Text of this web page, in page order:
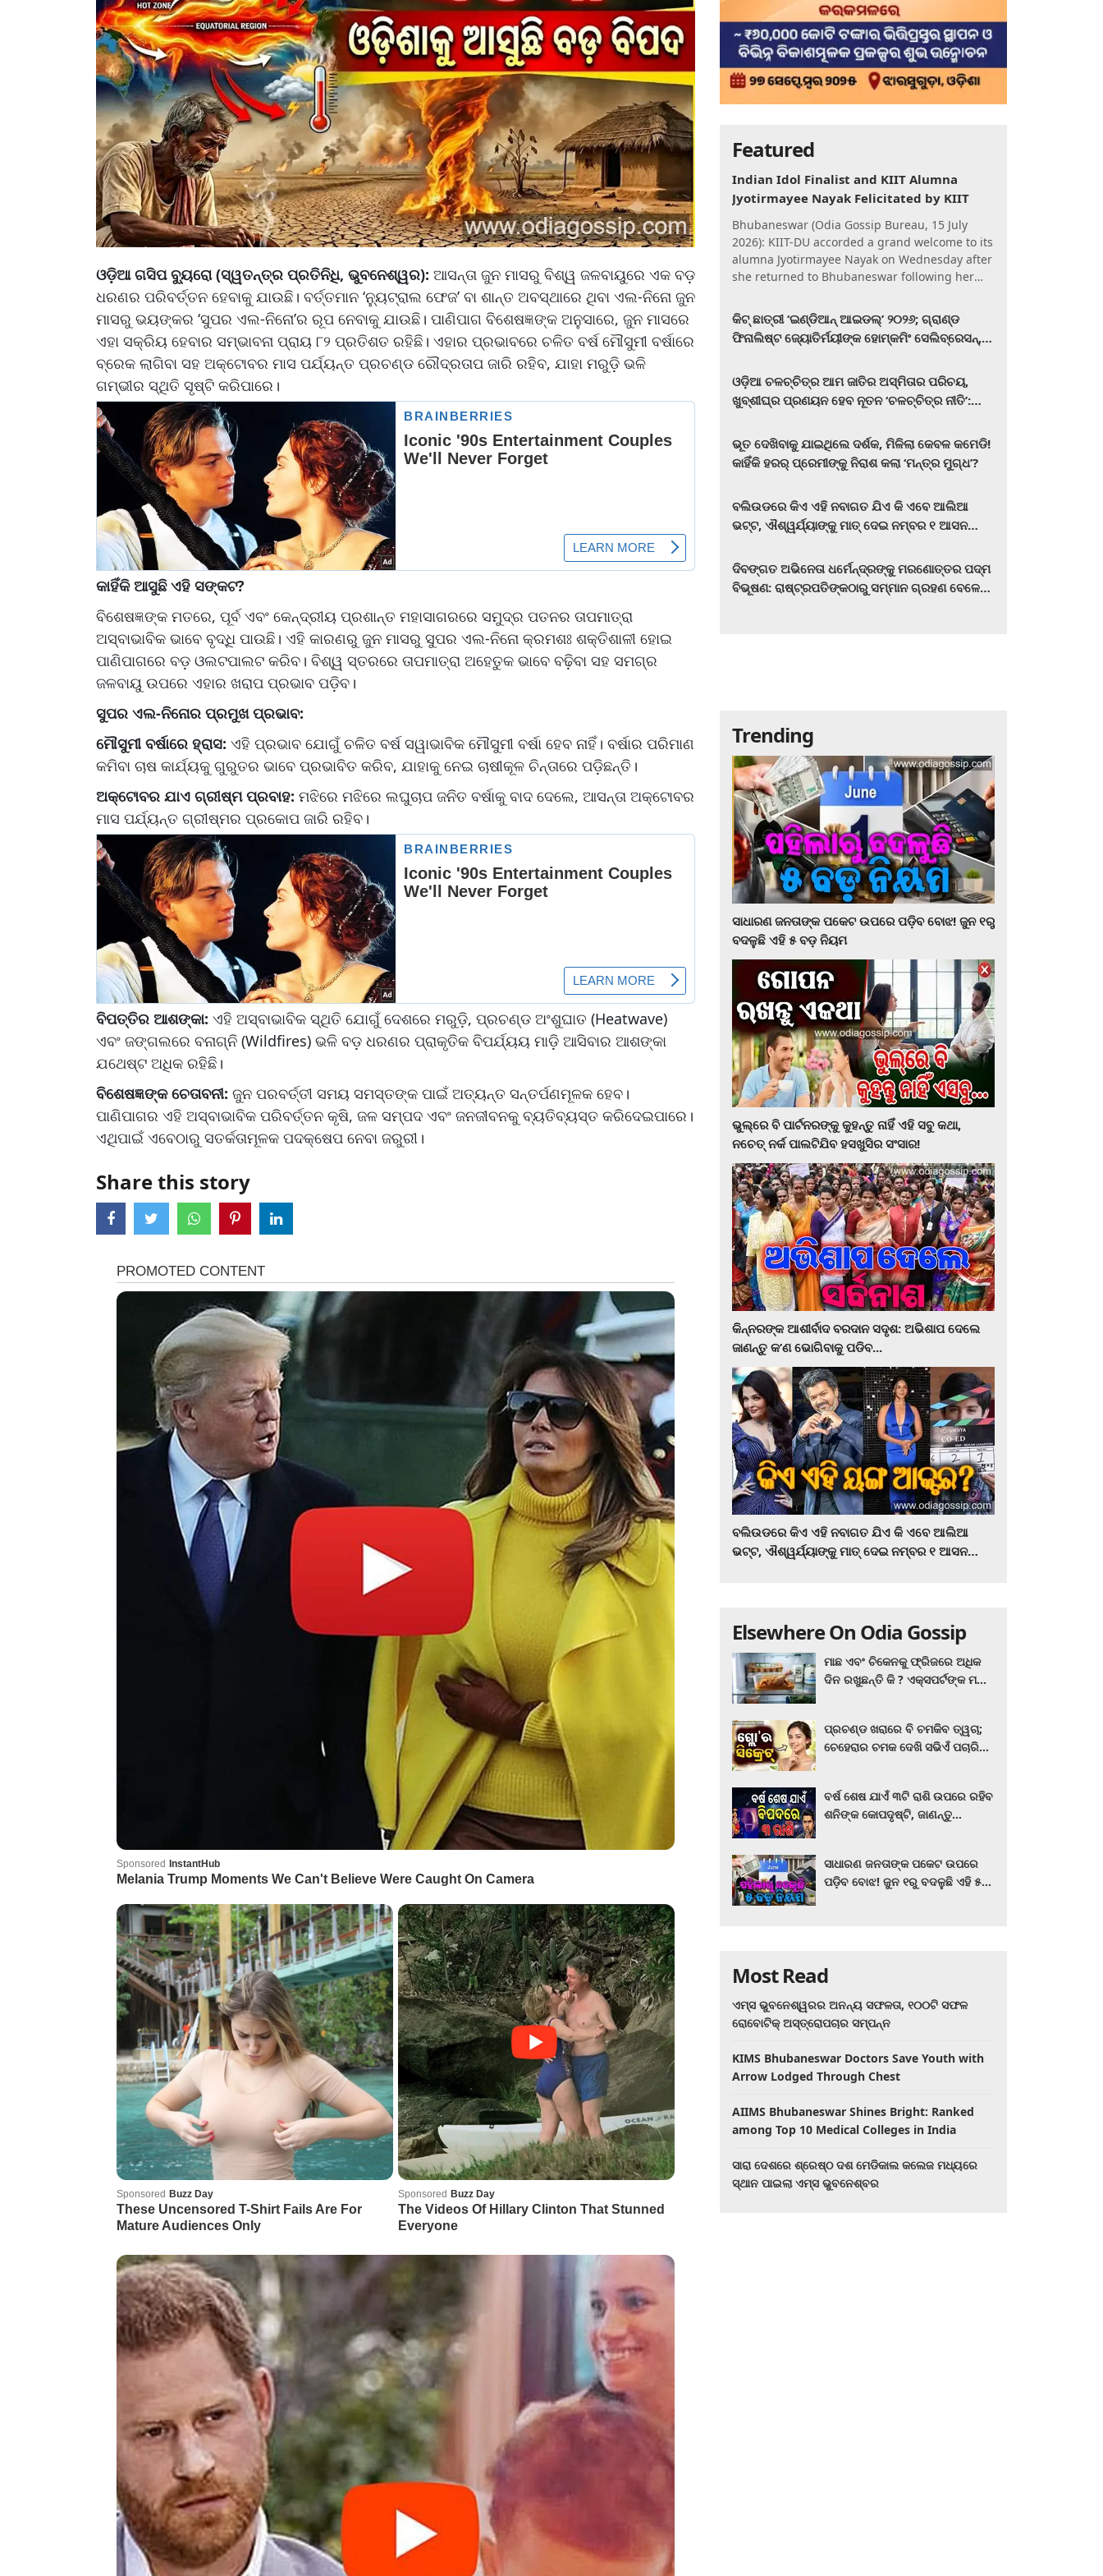
ଓଡ଼ିଆ ଗସିପ ବ୍ୟୁରୋ (ସ୍ୱତନ୍ତ୍ର ପ୍ରତିନିଧି, ଭୁବନେଶ୍ୱର): ଆସନ୍ତା ଜୁନ ମାସରୁ ବିଶ୍ୱ ଜଳବାୟୁରେ ଏକ ବଡ଼
ଧରଣର ପରିବର୍ତ୍ତନ ହେବାକୁ ଯାଉଛି। ବର୍ତ୍ତମାନ ‘ନ୍ୟୁଟ୍ରାଲ ଫେଜ’ ବା ଶାନ୍ତ ଅବସ୍ଥାରେ ଥିବା ଏଲ-ନିନୋ ଜୁନ
ମାସରୁ ଭୟଙ୍କର ‘ସୁପର ଏଲ-ନିନୋ’ର ରୂପ ନେବାକୁ ଯାଉଛି। ପାଣିପାଗ ବିଶେଷଜ୍ଞଙ୍କ ଅନୁସାରେ, ଜୁନ ମାସରେ
ଏହା ସକ୍ରିୟ ହେବାର ସମ୍ଭାବନା ପ୍ରାୟ ୮୨ ପ୍ରତିଶତ ରହିଛି। ଏହାର ପ୍ରଭାବରେ ଚଳିତ ବର୍ଷ ମୌସୁମୀ ବର୍ଷାରେ
ବ୍ରେକ ଲାଗିବା ସହ ଅକ୍ଟୋବର ମାସ ପର୍ଯ୍ୟନ୍ତ ପ୍ରଚଣ୍ଡ ରୌଦ୍ରତାପ ଜାରି ରହିବ, ଯାହା ମରୁଡ଼ି ଭଳି
ଗମ୍ଭୀର ସ୍ଥିତି ସୃଷ୍ଟି କରିପାରେ।
କାହିଁକି ଆସୁଛି ଏହି ସଙ୍କଟ?
ବିଶେଷଜ୍ଞଙ୍କ ମତରେ, ପୂର୍ବ ଏବଂ କେନ୍ଦ୍ରୀୟ ପ୍ରଶାନ୍ତ ମହାସାଗରରେ ସମୁଦ୍ର ପତନର ତାପମାତ୍ରା
ଅସ୍ବାଭାବିକ ଭାବେ ବୃଦ୍ଧି ପାଉଛି। ଏହି କାରଣରୁ ଜୁନ ମାସରୁ ସୁପର ଏଲ-ନିନୋ କ୍ରମଶଃ ଶକ୍ତିଶାଳୀ ହୋଇ
ପାଣିପାଗରେ ବଡ଼ ଓଲଟପାଲଟ କରିବ। ବିଶ୍ୱ ସ୍ତରରେ ତାପମାତ୍ରା ଅହେତୁକ ଭାବେ ବଢ଼ିବା ସହ ସମଗ୍ର
ଜଳବାୟୁ ଉପରେ ଏହାର ଖରାପ ପ୍ରଭାବ ପଡ଼ିବ।
ସୁପର ଏଲ-ନିନୋର ପ୍ରମୁଖ ପ୍ରଭାବ:
ମୌସୁମୀ ବର୍ଷାରେ ହ୍ରାସ: ଏହି ପ୍ରଭାବ ଯୋଗୁଁ ଚଳିତ ବର୍ଷ ସୱାଭାବିକ ମୌସୁମୀ ବର୍ଷା ହେବ ନାହିଁ। ବର୍ଷାର ପରିମାଣ
କମିବା ଚାଷ କାର୍ଯ୍ୟକୁ ଗୁରୁତର ଭାବେ ପ୍ରଭାବିତ କରିବ, ଯାହାକୁ ନେଇ ଚାଷୀକୂଳ ଚିନ୍ତାରେ ପଡ଼ିଛନ୍ତି।
ଅକ୍ଟୋବର ଯାଏ ଗ୍ରୀଷ୍ମ ପ୍ରବାହ: ମଝିରେ ମଝିରେ ଲଘୁଚାପ ଜନିତ ବର୍ଷାକୁ ବାଦ ଦେଲେ, ଆସନ୍ତା ଅକ୍ଟୋବର
ମାସ ପର୍ଯ୍ୟନ୍ତ ଗ୍ରୀଷ୍ମର ପ୍ରକୋପ ଜାରି ରହିବ।
ବିପତ୍ତିର ଆଶଙ୍କା: ଏହି ଅସ୍ବାଭାବିକ ସ୍ଥିତି ଯୋଗୁଁ ଦେଶରେ ମରୁଡ଼ି, ପ୍ରଚଣ୍ଡ ଅଂଶୁଘାତ (Heatwave)
ଏବଂ ଜଙ୍ଗଲରେ ବନାଗ୍ନି (Wildfires) ଭଳି ବଡ଼ ଧରଣର ପ୍ରାକୃତିକ ବିପର୍ଯ୍ୟୟ ମାଡ଼ି ଆସିବାର ଆଶଙ୍କା
ଯଥେଷ୍ଟ ଅଧିକ ରହିଛି।
ବିଶେଷଜ୍ଞଙ୍କ ଚେତାବନୀ: ଜୁନ ପରବର୍ତ୍ତୀ ସମୟ ସମସ୍ତଙ୍କ ପାଇଁ ଅତ୍ୟନ୍ତ ସନ୍ତର୍ପଣମୂଳକ ହେବ।
ପାଣିପାଗର ଏହି ଅସ୍ବାଭାବିକ ପରିବର୍ତ୍ତନ କୃଷି, ଜଳ ସମ୍ପଦ ଏବଂ ଜନଜୀବନକୁ ବ୍ୟତିବ୍ୟସ୍ତ କରିଦେଇପାରେ।
ଏଥିପାଇଁ ଏବେଠାରୁ ସତର୍କତାମୂଳକ ପଦକ୍ଷେପ ନେବା ଜରୁରୀ।
Share this story
Featured
Indian Idol Finalist and KIIT Alumna
Jyotirmayee Nayak Felicitated by KIIT
Bhubaneswar (Odia Gossip Bureau, 15 July
2026): KIIT-DU accorded a grand welcome to its
alumna Jyotirmayee Nayak on Wednesday after
she returned to Bhubaneswar following her
କିଟ୍‍ ଛାତ୍ରୀ ‘ଇଣ୍ଡିଆନ୍ ଆଇଡଲ୍‌’ ୨୦୨୬; ଗ୍ରାଣ୍ଡ
ଫିନାଲିଷ୍ଟ ଜ୍ୟୋତିର୍ମୟୀଙ୍କ ହୋମ୍‍କମିଂ ସେଲିବ୍ରେସନ୍‍,
ଓଡ଼ିଆ ଚଳଚ୍ଚିତ୍ର ଆମ ଜାତିର ଅସ୍ମିତାର ପରିଚୟ,
ଖୁବ୍‌ଶୀଘ୍ର ପ୍ରଣୟନ ହେବ ନୂତନ ‘ଚଳଚ୍ଚିତ୍ର ନୀତି’:
ଭୂତ ଦେଖିବାକୁ ଯାଇଥିଲେ ଦର୍ଶକ, ମିଳିଲା କେବଳ କମେଡି!
କାହିଁକି ହରର୍‌ ପ୍ରେମୀଙ୍କୁ ନିରାଶ କଲା ‘ମନ୍ତ୍ର ମୁଗ୍ଧ’?
ବଲିଉଡରେ କିଏ ଏହି ନବାଗତ ଯିଏ କି ଏବେ ଆଲିଆ
ଭଟ୍ଟ, ଐଶ୍ୱର୍ଯ୍ୟାଙ୍କୁ ମାତ୍‌ ଦେଇ ନମ୍ବର ୧ ଆସନ
ଦିବଙ୍ଗତ ଅଭିନେତା ଧର୍ମେନ୍ଦ୍ରଙ୍କୁ ମରଣୋତ୍ତର ପଦ୍ମ
ବିଭୂଷଣ: ରାଷ୍ଟ୍ରପତିଙ୍କଠାରୁ ସମ୍ମାନ ଗ୍ରହଣ ବେଳେ
Trending
ସାଧାରଣ ଜନତାଙ୍କ ପକେଟ ଉପରେ ପଡ଼ିବ ବୋଝ! ଜୁନ ୧ରୁ
ବଦଳୁଛି ଏହି ୫ ବଡ଼ ନିୟମ
ଭୁଲ୍‌ରେ ବି ପାର୍ଟନରଙ୍କୁ କୁହନ୍ତୁ ନାହିଁ ଏହି ସବୁ କଥା,
ନଚେତ୍‌ ନର୍କ ପାଲଟିଯିବ ହସଖୁସିର ସଂସାର!
କିନ୍ନରଙ୍କ ଆଶୀର୍ବାଦ ବରଦାନ ସଦୃଶ: ଅଭିଶାପ ଦେଲେ
ଜାଣନ୍ତୁ କ’ଣ ଭୋଗିବାକୁ ପଡିବ...
ବଲିଉଡରେ କିଏ ଏହି ନବାଗତ ଯିଏ କି ଏବେ ଆଲିଆ
ଭଟ୍ଟ, ଐଶ୍ୱର୍ଯ୍ୟାଙ୍କୁ ମାତ୍‌ ଦେଇ ନମ୍ବର ୧ ଆସନ
Elsewhere On Odia Gossip
ମାଛ ଏବଂ ଚିକେନକୁ ଫ୍ରିଜରେ ଅଧିକ
ଦିନ ରଖୁଛନ୍ତି କି ? ଏକ୍ସପର୍ଟଙ୍କ ମତ
ପ୍ରଚଣ୍ଡ ଖରାରେ ବି ଚମକିବ ତ୍ୱଚା;
ଚେହେରାର ଚମକ ଦେଖି ସଭିଏଁ ପଚାରିବେ
ବର୍ଷ ଶେଷ ଯାଏଁ ୩ଟି ରାଶି ଉପରେ ରହିବ
ଶନିଙ୍କ କୋପଦୃଷ୍ଟି, ଜାଣନ୍ତୁ
ସାଧାରଣ ଜନତାଙ୍କ ପକେଟ ଉପରେ
ପଡ଼ିବ ବୋଝ! ଜୁନ ୧ରୁ ବଦଳୁଛି ଏହି ୫
Most Read
ଏମ୍ସ ଭୁବନେଶ୍ୱରର ଅନନ୍ୟ ସଫଳତା, ୧୦୦ଟି ସଫଳ
ରୋବୋଟିକ୍ ଅସ୍ତ୍ରୋପଚାର ସମ୍ପନ୍ନ
KIMS Bhubaneswar Doctors Save Youth with
Arrow Lodged Through Chest
AIIMS Bhubaneswar Shines Bright: Ranked
among Top 10 Medical Colleges in India
ସାରା ଦେଶରେ ଶ୍ରେଷ୍ଠ ଦଶ ମେଡିକାଲ କଲେଜ ମଧ୍ୟରେ
ସ୍ଥାନ ପାଇଲା ଏମ୍ସ ଭୁବନେଶ୍ବର